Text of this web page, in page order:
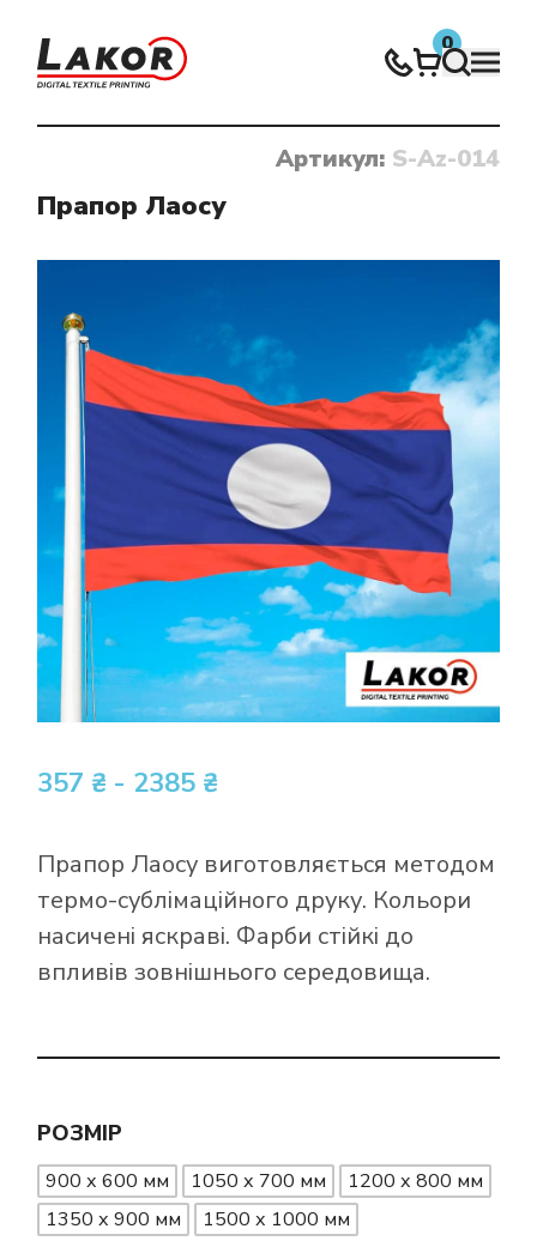
0
Нічого не знайдено
Артикул: S-Az-014
Прапор Лаосу
357 ₴ - 2385 ₴
Прапор Лаосу виготовляється методом
термо-сублімаційного друку. Кольори
насичені яскраві. Фарби стійкі до
впливів зовнішнього середовища.
РОЗМІР
900 х 600 мм 1050 х 700 мм
1200 х 800 мм
1350 х 900 мм
1500 х 1000 мм